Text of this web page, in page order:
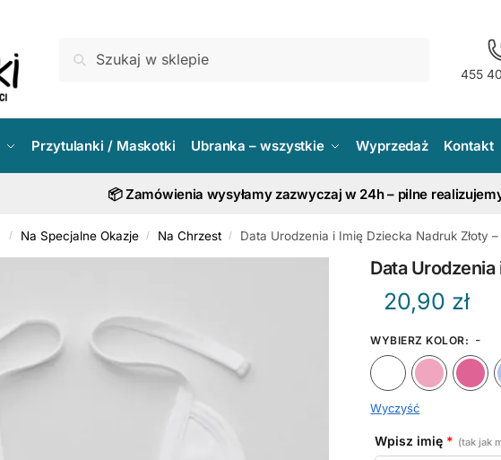
455
Przytulanki / Maskotki Ubranka – wszystkie Wyprzedaż Kontakt
📦 Zamówienia wysyłamy zazwyczaj w 24h – pilne
/ Na Specjalne Okazje / Na Chrzest / Data Urodzenia i Imię Dziecka Nadruk Złoty
Data Urodzenia
20,90 zł
WYBIERZ KOLOR: -
Biały
Wyczyść
Wpisz imię * (tak jak